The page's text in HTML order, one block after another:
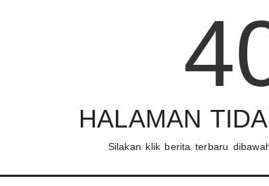
HALAMAN
Silakan klik berita terbaru